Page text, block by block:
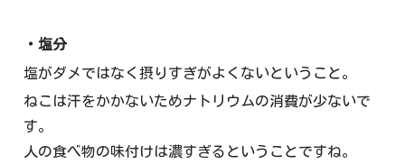
・塩分
塩がダメではなく摂りすぎがよくないということ。
ねこは汗をかかないためナトリウムの消費が少ないで
す。
人の食べ物の味付けは濃すぎるということですね。